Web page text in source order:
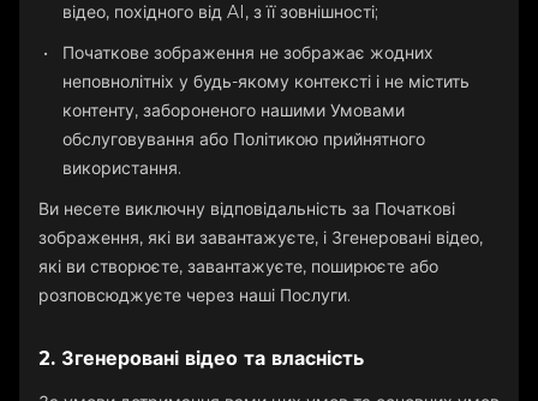
відео, похідного від AI, з її зовнішності;
Початкове зображення не зображає жодних
неповнолітніх у будь-якому контексті і не містить
контенту, забороненого нашими Умовами
обслуговування або Політикою прийнятного
використання.
Ви несете виключну відповідальність за Початкові
зображення, які ви завантажуєте, і Згенеровані відео,
які ви створюєте, завантажуєте, поширюєте або
розповсюджуєте через наші Послуги.
2. Згенеровані відео та власність